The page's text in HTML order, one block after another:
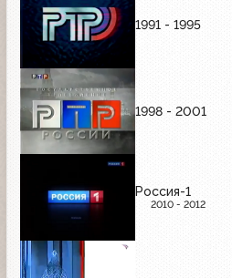
1991 - 1995
1998 - 2001
Россия-1
2010 - 2012